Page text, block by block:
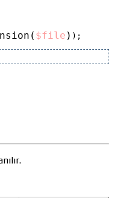
$file ) );